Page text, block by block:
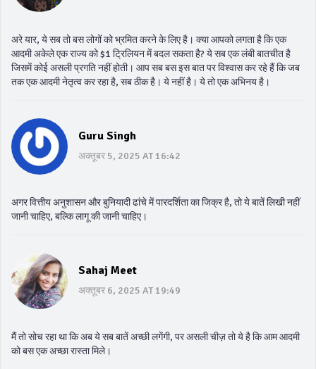
अरे यार, ये सब तो बस लोगों को भ्रमित करने के लिए है। क्या आपको लगता है कि एक
आदमी अकेले एक राज्य को $1 ट्रिलियन में बदल सकता है? ये सब एक लंबी बातचीत है
जिसमें कोई असली प्रगति नहीं होती। आप सब बस इस बात पर विश्वास कर रहे हैं कि जब
तक एक आदमी नेतृत्व कर रहा है, सब ठीक है। ये नहीं है। ये तो एक अभिनय है।
Guru Singh
अक्तूबर 5, 2025 AT 16:42
अगर वित्तीय अनुशासन और बुनियादी ढांचे में पारदर्शिता का जिक्र है, तो ये बातें लिखी नहीं
जानी चाहिए, बल्कि लागू की जानी चाहिए।
Sahaj Meet
अक्तूबर 6, 2025 AT 19:49
मैं तो सोच रहा था कि अब ये सब बातें अच्छी लगेंगी, पर असली चीज़ तो ये है कि आम आदमी
को बस एक अच्छा रास्ता मिले।